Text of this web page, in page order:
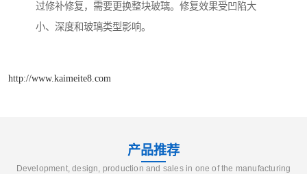
过修补修复，需要更换整块玻璃。修复效果受凹陷大
小、深度和玻璃类型影响。
http://www.kaimeite8.com
产品推荐
Development, design, production and sales in one of the manufacturing